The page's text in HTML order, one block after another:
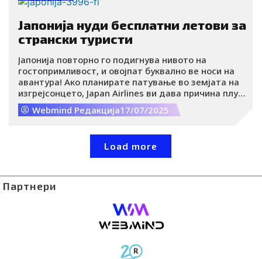
Јапонија нуди бесплатни летови за
странски туристи
Јапонија повторно го подигнува нивото на
гостопримливост, и овојпат буквално ве носи на
авантура! Ако планирате патување во земјата на
изгрејсонцето, Japan Airlines ви дава причина плус
да ја истражите подалеку од Токио и Кјото:
бесплатни домашни летови за странски туристи.
Webmind Редакција17/07/2025
Load more
Партнери